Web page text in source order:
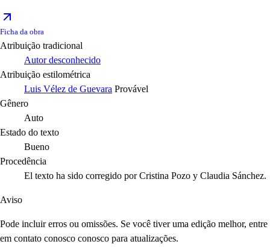
Ficha da obra
Atribuição tradicional
Autor desconhecido
Atribuição estilométrica
Luis Vélez de Guevara Provável
Gênero
Auto
Estado do texto
Bueno
Procedência
El texto ha sido corregido por Cristina Pozo y Claudia Sánchez.
Aviso
Pode incluir erros ou omissões. Se você tiver uma edição melhor, entre
em contato conosco conosco para atualizações.